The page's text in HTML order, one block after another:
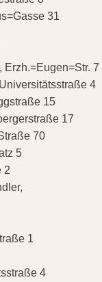
31
7
4
15
17
70
5
2
1
4